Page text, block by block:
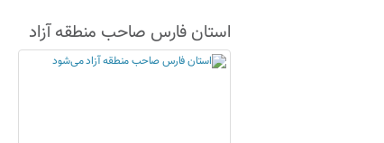
استان فارس صاحب منطقه آزاد
می‌شود